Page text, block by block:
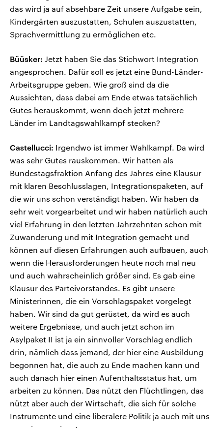
das wird ja auf absehbare Zeit unsere Aufgabe sein,
Kindergärten auszustatten, Schulen auszustatten,
Sprachvermittlung zu ermöglichen etc.
Büüsker: Jetzt haben Sie das Stichwort Integration
angesprochen. Dafür soll es jetzt eine Bund-Länder-
Arbeitsgruppe geben. Wie groß sind da die
Aussichten, dass dabei am Ende etwas tatsächlich
Gutes herauskommt, wenn doch jetzt mehrere
Länder im Landtagswahlkampf stecken?
Castellucci: Irgendwo ist immer Wahlkampf. Da wird
was sehr Gutes rauskommen. Wir hatten als
Bundestagsfraktion Anfang des Jahres eine Klausur
mit klaren Beschlusslagen, Integrationspaketen, auf
die wir uns schon verständigt haben. Wir haben da
sehr weit vorgearbeitet und wir haben natürlich auch
viel Erfahrung in den letzten Jahrzehnten schon mit
Zuwanderung und mit Integration gemacht und
können auf diesen Erfahrungen auch aufbauen, auch
wenn die Herausforderungen heute noch mal neu
und auch wahrscheinlich größer sind. Es gab eine
Klausur des Parteivorstandes. Es gibt unsere
Ministerinnen, die ein Vorschlagspaket vorgelegt
haben. Wir sind da gut gerüstet, da wird es auch
weitere Ergebnisse, und auch jetzt schon im
Asylpaket II ist ja ein sinnvoller Vorschlag endlich
drin, nämlich dass jemand, der hier eine Ausbildung
begonnen hat, die auch zu Ende machen kann und
auch danach hier einen Aufenthaltsstatus hat, um
arbeiten zu können. Das nützt den Flüchtlingen, das
nützt aber auch der Wirtschaft, die sich für solche
Instrumente und eine liberalere Politik ja auch mit uns